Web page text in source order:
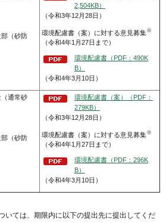
（砂防
2,504KB）
（令和3年12月28日）
環境配慮書（案）に対する意見募集 ※
（令和4年1月27日まで）
環境配慮書（PDF：490K
B）
（令和4年3月10日）
通常砂
（砂防
環境配慮書（案）（PDF：
279KB）
（令和3年12月28日）
環境配慮書（案）に対する意見募集 ※
（令和4年1月27日まで）
環境配慮書（PDF：296K
B）
（令和4年3月10日）
いては、期限内に以下の提出先に提出してくだ